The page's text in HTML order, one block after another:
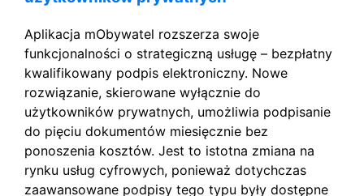
Aplikacja mObywatel rozszerza swoje
funkcjonalności o strategiczną usługę – bezpłatny
kwalifikowany podpis elektroniczny. Nowe
rozwiązanie, skierowane wyłącznie do
użytkowników prywatnych, umożliwia podpisanie
do pięciu dokumentów miesięcznie bez
ponoszenia kosztów. Jest to istotna zmiana na
rynku usług cyfrowych, ponieważ dotychczas
zaawansowane podpisy tego typu były dostępne